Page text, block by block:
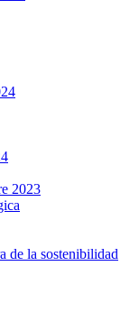
2023
de la sostenibilidad